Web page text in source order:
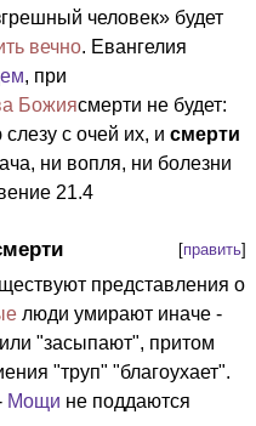
человек» будет
вечно. Евангелия
, при
Божиясмерти не будет:
слезу с очей их, исмерти
ни вопля, ни болезни
21.4
[править]
представления о
люди умирают иначе -
"засыпают", притом
"труп" "благоухает".
Мощи не поддаются